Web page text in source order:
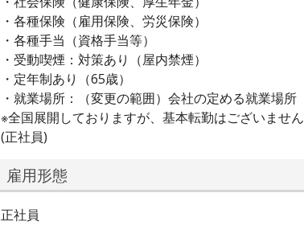
・各種保険（雇用保険、労災保険）
・各種手当（資格手当等）
・受動喫煙：対策あり（屋内禁煙）
・定年制あり（65歳）
・就業場所：（変更の範囲）会社の定める就業場所
※全国展開しておりますが、基本転勤はございません
(正社員)
雇用形態
正社員